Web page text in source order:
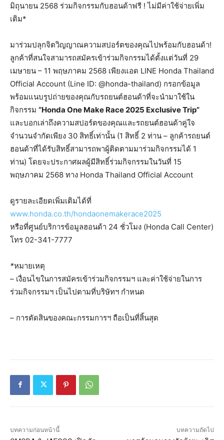
มิถุนายน 2568 ร่วมกิจกรรมกับฮอนด้าฟรี ! ไม่มีค่าใช้จ่ายเพิ่ม
เติม*
มาร่วมปลุกจิตวิญญาณความสปอร์ตของคุณไปพร้อมกับฮอนด้า!
ลูกค้าที่สนใจสามารถสมัครเข้าร่วมกิจกรรมได้ตั้งแต่วันที่ 29
เมษายน – 11 พฤษภาคม 2568 เพียงแอด LINE Honda Thailand
Official Account (Line ID: @honda-thailand) กรอกข้อมูล
พร้อมแนบรูปถ่ายของคุณกับรถยนต์ฮอนด้าที่จะนำมาใช้ใน
กิจกรรม “Honda One Make Race 2025 Exclusive Trip”
และบอกเล่าถึงความสปอร์ตของคุณและรถยนต์ฮอนด้าคู่ใจ
จำนวนจำกัดเพียง 30 สิทธิ์เท่านั้น (1 สิทธิ์ 2 ท่าน – ลูกค้ารถยนต์
ฮอนด้าที่ได้รับสิทธิ์สามารถพาผู้ติดตามมาร่วมกิจกรรมได้ 1
ท่าน) โดยจะประกาศผลผู้มีสิทธิ์ร่วมกิจกรรมในวันที่ 15
พฤษภาคม 2568 ทาง Honda Thailand Official Account
ดูรายละเอียดเพิ่มเติมได้ที่
www.honda.co.th/hondaonemakerace2025
หรือที่ศูนย์บริการข้อมูลฮอนด้า 24 ชั่วโมง (Honda Call Center)
โทร 02-341-7777
*หมายเหตุ
– เงื่อนไขในการสมัครเข้าร่วมกิจกรรมฯ และค่าใช้จ่ายในการ
ร่วมกิจกรรมฯ เป็นไปตามที่บริษัทฯ กำหนด
– การตัดสินของคณะกรรมการฯ ถือเป็นที่สิ้นสุด
บทความก่อนหน้านี้ บทความถัดไป